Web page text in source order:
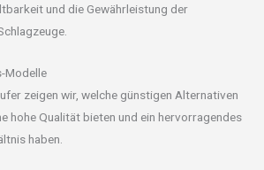
und die Gewährleistung der
Modelle
zeigen wir, welche günstigen Alternativen
hohe Qualität bieten und ein hervorragendes
haben.